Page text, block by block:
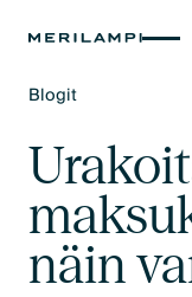
Blogit
näin